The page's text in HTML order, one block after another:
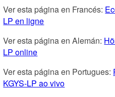
Ver esta página en Francés:
LP en ligne
Ver esta página en Alemán:
LP online
Ver esta página en Portugues:
KGYS-LP ao vivo